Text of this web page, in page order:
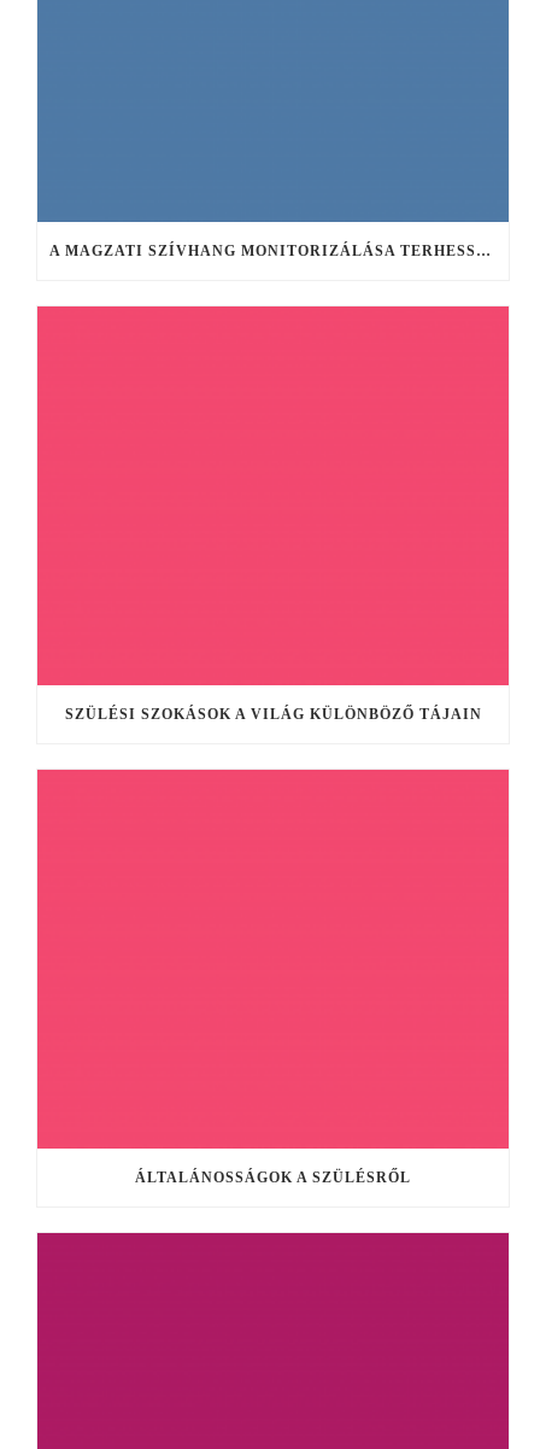
A MAGZATI SZÍVHANG MONITORIZÁLÁSA TERHESSÉG ÉS VAJÚDÁS ALATT
SZÜLÉSI SZOKÁSOK A VILÁG KÜLÖNBÖZŐ TÁJAIN
ÁLTALÁNOSSÁGOK A SZÜLÉSRŐL